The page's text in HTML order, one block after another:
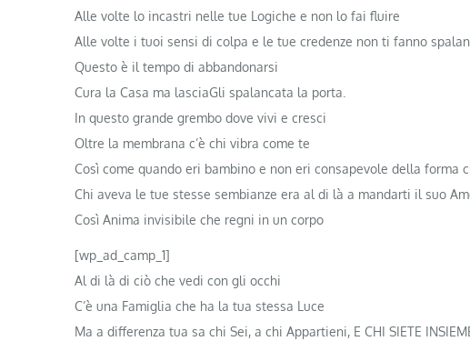
Alle volte lo incastri nelle tue Logiche e non lo fai fluire
Alle volte i tuoi sensi di colpa e le tue credenze non ti fanno
Questo è il tempo di abbandonarsi
Cura la Casa ma lasciaGli spalancata la porta.
In questo grande grembo dove vivi e cresci
Oltre la membrana c’è chi vibra come te
Così come quando eri bambino e non eri consapevole della forma
Chi aveva le tue stesse sembianze era al di là a mandarti il suo
Così Anima invisibile che regni in un corpo
[wp_ad_camp_1]
Al di là di ciò che vedi con gli occhi
C’è una Famiglia che ha la tua stessa Luce
Ma a differenza tua sa chi Sei, a chi Appartieni, E CHI SIETE